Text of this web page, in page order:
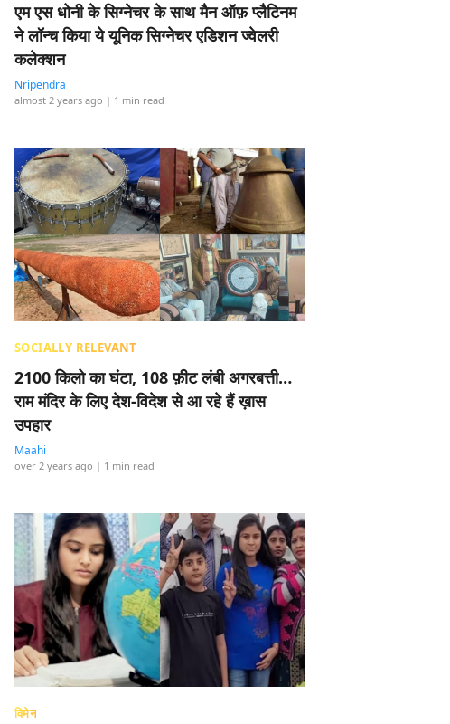
एम एस धोनी के सिग्नेचर के साथ मैन ऑफ़ प्लैटिनम
ने लॉन्च किया ये यूनिक सिग्नेचर एडिशन ज्वेलरी
कलेक्शन
Nripendra
almost 2 years ago | 1 min read
SOCIALLY RELEVANT
2100 किलो का घंटा, 108 फ़ीट लंबी अगरबत्ती…
राम मंदिर के लिए देश-विदेश से आ रहे हैं ख़ास
उपहार
Maahi
over 2 years ago | 1 min read
विमेन